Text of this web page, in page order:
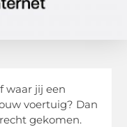
waar jij een
voertuig? Dan
gekomen.